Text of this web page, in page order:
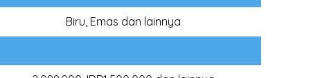
Biru, Emas dan lainnya